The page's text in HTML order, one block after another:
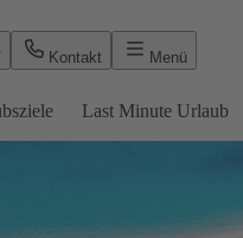
Kontakt Menü
Last Minute Urlaub